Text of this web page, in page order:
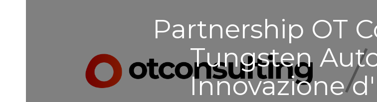
Partnership OT
Tungsten
Innovazione